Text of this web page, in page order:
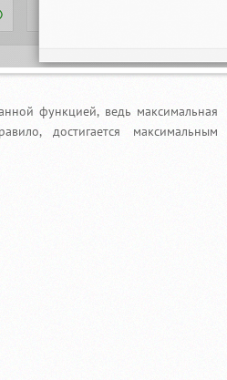
функцией, ведь максимальная
достигается максимальным